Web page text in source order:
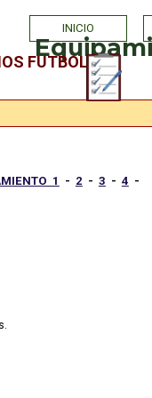
INICIO
FUTBOL
1 - 2 - 3 - 4 -